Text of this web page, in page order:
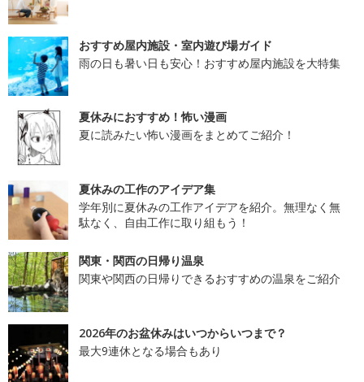
おすすめ屋内施設・室内遊び場ガイド
雨の日も暑い日も安心！おすすめ屋内施設を大特集
夏休みにおすすめ！怖い漫画
夏に読みたい怖い漫画をまとめてご紹介！
夏休みの工作のアイデア集
学年別に夏休みの工作アイデアを紹介。無理なく無
駄なく、自由工作に取り組もう！
関東・関西の日帰り温泉
関東や関西の日帰りできるおすすめの温泉をご紹介
2026年のお盆休みはいつからいつまで？
最大9連休となる場合もあり